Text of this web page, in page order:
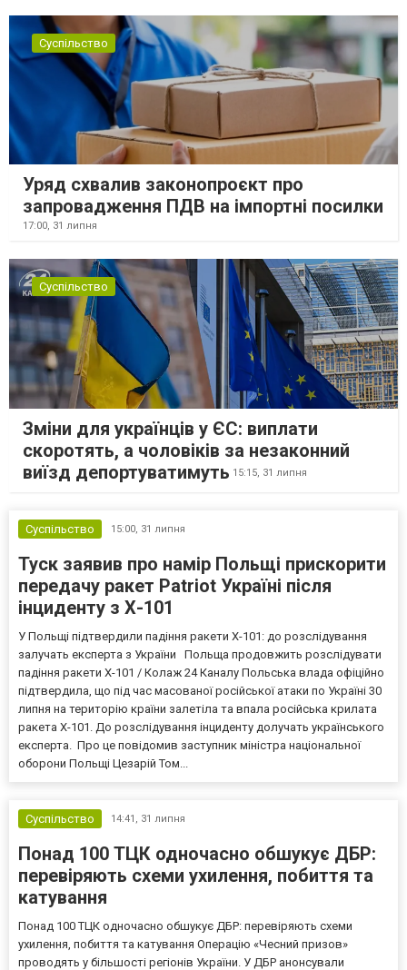
Суспільство
Уряд схвалив законопроєкт про
запровадження ПДВ на імпортні посилки
17:00, 31 липня
Суспільство
Зміни для українців у ЄС: виплати
скоротять, а чоловіків за незаконний
виїзд депортуватимуть 15:15, 31 липня
Суспільство 15:00, 31 липня
Туск заявив про намір Польщі прискорити
передачу ракет Patriot Україні після
інциденту з Х-101
У Польщі підтвердили падіння ракети Х-101: до розслідування
залучать експерта з України Польща продовжить розслідувати
падіння ракети Х-101 / Колаж 24 Каналу Польська влада офіційно
підтвердила, що під час масованої російської атаки по Україні 30
липня на територію країни залетіла та впала російська крилата
ракета Х-101. До розслідування інциденту долучать українського
експерта. Про це повідомив заступник міністра національної
оборони Польщі Цезарій Том...
Суспільство 14:41, 31 липня
Понад 100 ТЦК одночасно обшукує ДБР:
перевіряють схеми ухилення, побиття та
катування
Понад 100 ТЦК одночасно обшукує ДБР: перевіряють схеми
ухилення, побиття та катування Операцію «Чесний призов»
проводять у більшості регіонів України. У ДБР анонсували